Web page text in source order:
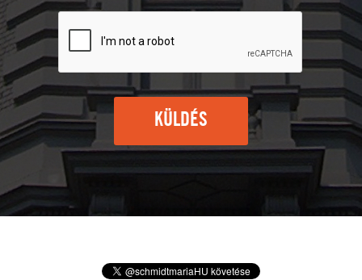
KÜLDÉS